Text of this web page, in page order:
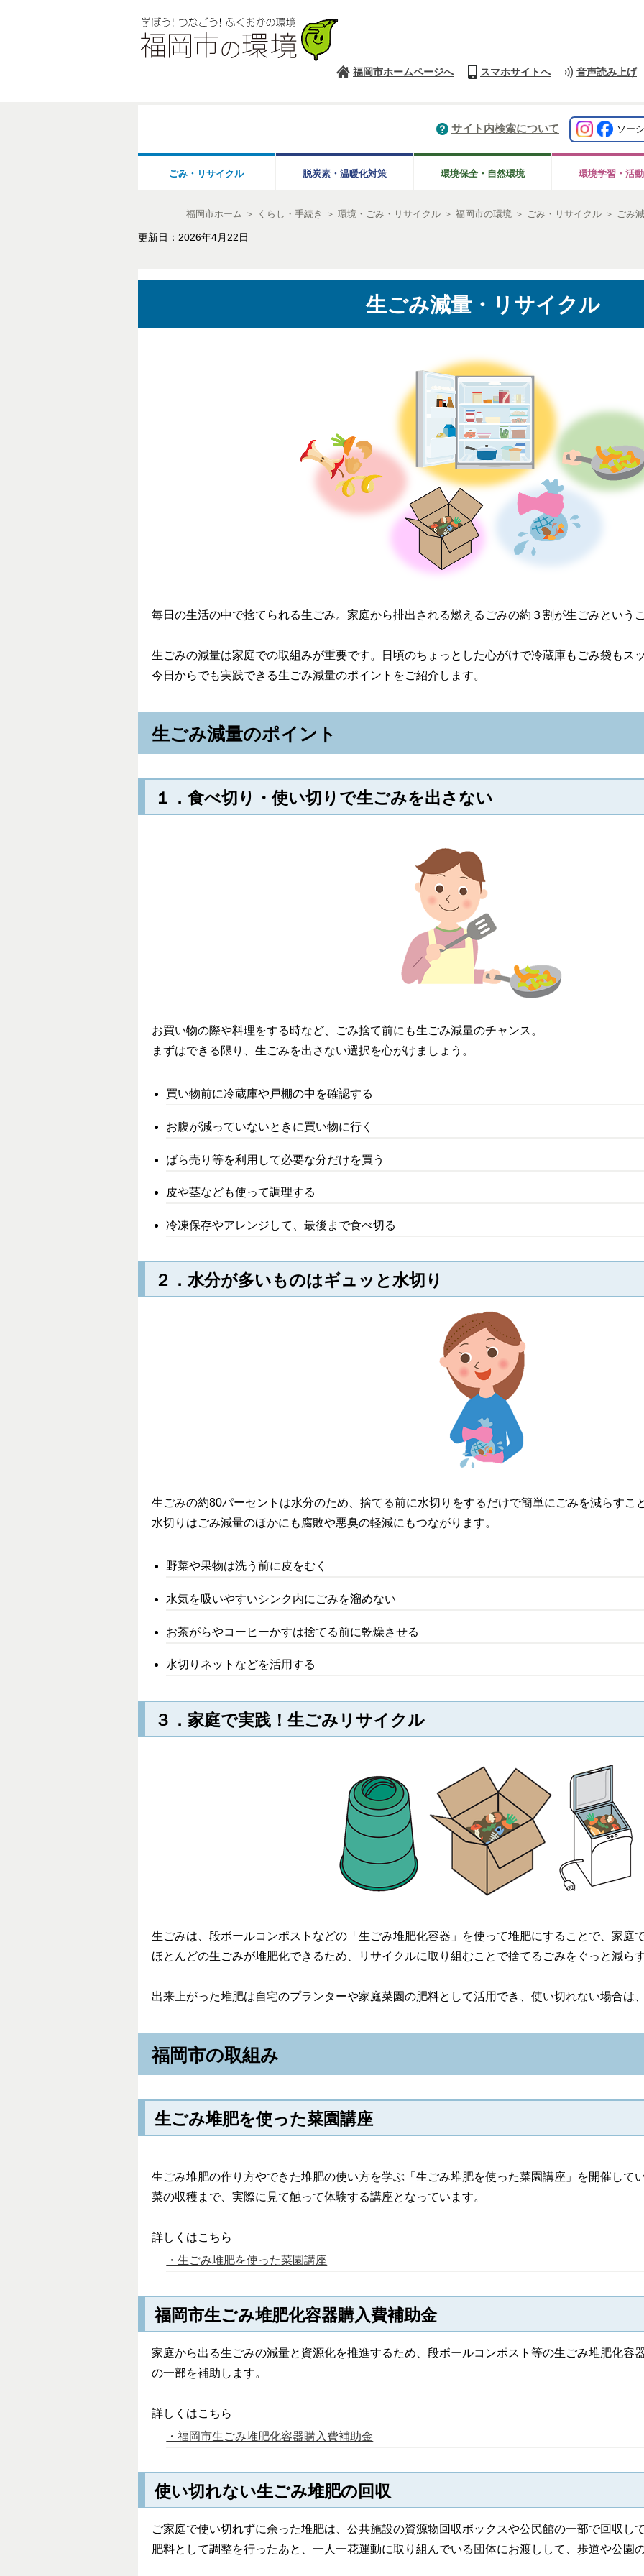
福岡市ホームページへ スマホサイトへ 音声読み上げ
ソー
サイト内検索について
ごみ・リサイクル 脱炭素・温暖化対策 環境保全・自然環境 環境学習・活
福岡市ホーム ＞ くらし・手続き ＞ 環境・ごみ・リサイクル ＞ 福岡市の環境 ＞ ごみ・リサイクル ＞ ごみ
更新日：2026年4月22日
生ごみ減量・リサイクル
毎日の生活の中で捨てられる生ごみ。家庭から排出される燃えるごみの約３割が生ごみという
生ごみの減量は家庭での取組みが重要です。日頃のちょっとした心がけで冷蔵庫もごみ袋もス
今日からでも実践できる生ごみ減量のポイントをご紹介します。
生ごみ減量のポイント
１．食べ切り・使い切りで生ごみを出さない
お買い物の際や料理をする時など、ごみ捨て前にも生ごみ減量のチャンス。
まずはできる限り、生ごみを出さない選択を心がけましょう。
買い物前に冷蔵庫や戸棚の中を確認する
お腹が減っていないときに買い物に行く
ばら売り等を利用して必要な分だけを買う
皮や茎なども使って調理する
冷凍保存やアレンジして、最後まで食べ切る
２．水分が多いものはギュッと水切り
生ごみの約80パーセントは水分のため、捨てる前に水切りをするだけで簡単にごみを減らすこ
水切りはごみ減量のほかにも腐敗や悪臭の軽減にもつながります。
野菜や果物は洗う前に皮をむく
水気を吸いやすいシンク内にごみを溜めない
お茶がらやコーヒーかすは捨てる前に乾燥させる
水切りネットなどを活用する
３．家庭で実践！生ごみリサイクル
生ごみは、段ボールコンポストなどの「生ごみ堆肥化容器」を使って堆肥にすることで、家庭
ほとんどの生ごみが堆肥化できるため、リサイクルに取り組むことで捨てるごみをぐっと減ら
出来上がった堆肥は自宅のプランターや家庭菜園の肥料として活用でき、使い切れない場合は
福岡市の取組み
生ごみ堆肥を使った菜園講座
生ごみ堆肥の作り方やできた堆肥の使い方を学ぶ「生ごみ堆肥を使った菜園講座」を開催して
菜の収穫まで、実際に見て触って体験する講座となっています。
詳しくはこちら
・生ごみ堆肥を使った菜園講座
福岡市生ごみ堆肥化容器購入費補助金
家庭から出る生ごみの減量と資源化を推進するため、段ボールコンポスト等の生ごみ堆肥化容
の一部を補助します。
詳しくはこちら
・福岡市生ごみ堆肥化容器購入費補助金
使い切れない生ごみ堆肥の回収
ご家庭で使い切れずに余った堆肥は、公共施設の資源物回収ボックスや公民館の一部で回収し
肥料として調整を行ったあと、一人一花運動に取り組んでいる団体にお渡しして、歩道や公園